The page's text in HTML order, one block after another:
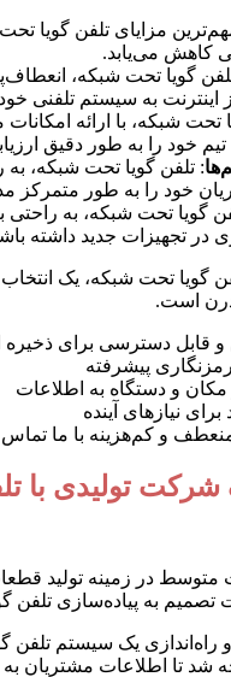
مزایای تلفن گویا
کاهش می‌یابد.
گویا تحت شبکه،
از اینترنت به سیستم
تحت شبکه، با ارائه
خود را به طور دقیق
خود را به طور متمرکز
گویا تحت شبکه، به راحتی
در تجهیزات جدید داشته
گویا تحت شبکه، یک
است.
و قابل دسترسی برای
رمزنگاری پیشرفته
و دستگاه به اطلاعات
نیازهای آینده
و کم‌هزینه با ما تماس
در زمینه تولید
به پیاده‌سازی تلفن
یک سیستم تلفن